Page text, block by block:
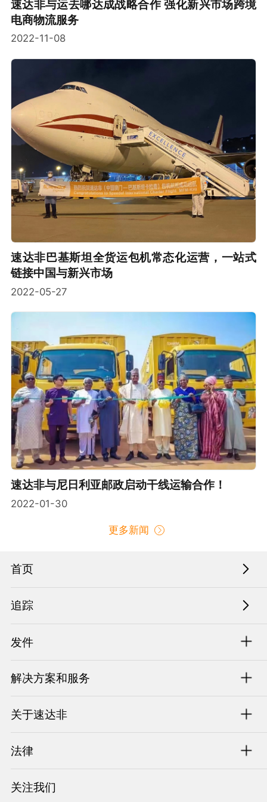
速达非与运去哪达成战略合作 强化新兴市场跨境
电商物流服务
2022-11-08
速达非巴基斯坦全货运包机常态化运营，一站式
链接中国与新兴市场
2022-05-27
速达非与尼日利亚邮政启动干线运输合作！
2022-01-30
更多新闻
首页
追踪
发件
解决方案和服务
关于速达非
法律
关注我们